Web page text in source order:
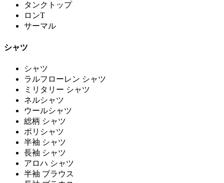
タンクトップ
ロンT
サーマル
シャツ
シャツ
ラルフローレン シャツ
ミリタリー シャツ
ネルシャツ
ウールシャツ
総柄 シャツ
ポリシャツ
半袖 シャツ
長袖 シャツ
アロハ シャツ
半袖 ブラウス